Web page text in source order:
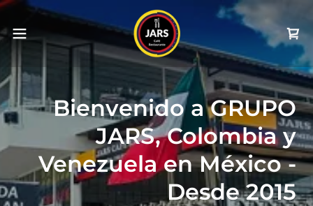
Bienvenido a GRUPO
JARS, Colombia y
Venezuela en México -
Desde 2015